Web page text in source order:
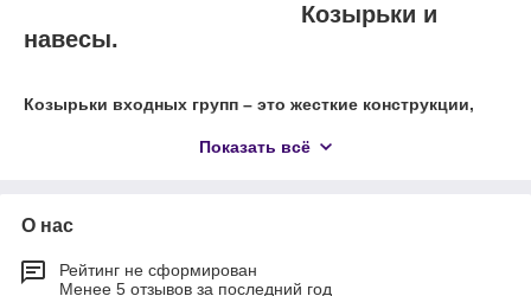
Козырьки и
навесы.
Козырьки входных групп – это жесткие конструкции,
основном защитную и декоративную функцию.
куполообразную или же стандартную (прямую) форму.
позволяет выбрать козырек или навес, который
Показать всё
О нас
Рейтинг не сформирован
Менее 5 отзывов за последний год